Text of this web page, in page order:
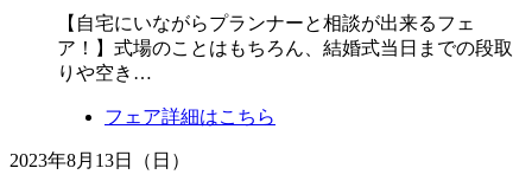
【自宅にいながらプランナーと相談が出来るフェ
ア！】式場のことはもちろん、結婚式当日までの段取
りや空き…
フェア詳細はこちら
2023年8月13日（日）